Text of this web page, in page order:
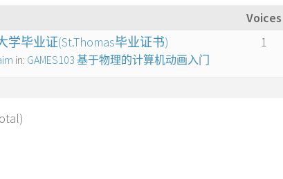
Voices
毕业证(St.Thomas毕业证书)
in: GAMES103 基于物理的计算机动画入门
1